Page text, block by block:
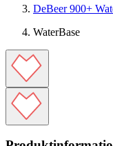
DeBeer 900+
WaterBase